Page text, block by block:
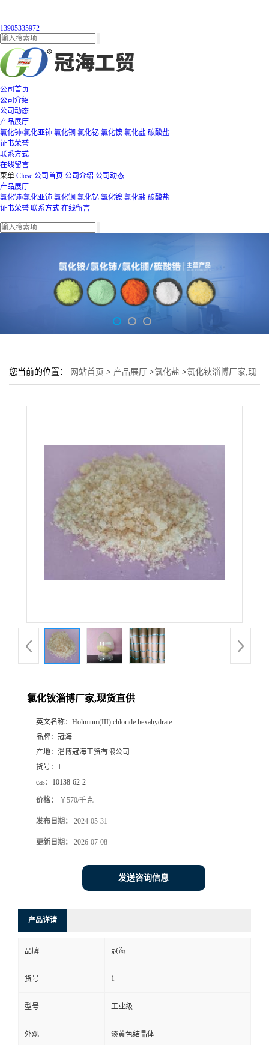
13905335972
公司首页
公司介绍
公司动态
产品展厅
氯化铈/氯化亚铈 氯化镧 氯化钇 氯化铵 氯化盐 碳酸盐
证书荣誉
联系方式
在线留言
菜单 Close 公司首页 公司介绍 公司动态
产品展厅
氯化铈/氯化亚铈 氯化镧 氯化钇 氯化铵 氯化盐 碳酸盐
证书荣誉 联系方式 在线留言
您当前的位置： 网站首页 > 产品展厅 >氯化盐 >氯化钬淄博厂家,现
氯化钬淄博厂家,现货直供
英文名称： Holmium(III) chloride hexahydrate
品牌： 冠海
产地： 淄博冠海工贸有限公司
货号： 1
cas： 10138-62-2
价格： ￥570/千克
发布日期： 2024-05-31
更新日期： 2026-07-08
发送咨询信息
产品详请
品牌 冠海
货号 1
型号 工业级
外观 淡黄色结晶体